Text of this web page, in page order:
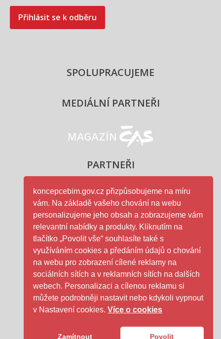
Přihlásit se k odběru
SPOLUPRACUJEME
MEDIÁLNÍ PARTNEŘI
Magazín ČAS - logo
PARTNEŘI
Ministerstvo průmyslu a
ČAS - logo
SFDI- logo
koncepcebim.gov.cz přizpůsobujeme na míru
vám. Na základě vašeho chování na webu
personalizujeme jeho obsah a zobrazujeme vám
relevantní nabídky a produkty. Kliknutím na
tlačítko „Povolit vše“ souhlasíte také s
využíváním cookies a předáním údajů o chování
na webu pro zobrazení cílené reklamy na
sociálních sítích a v reklamních sítích na dalších
webech. Personalizaci a cílenou reklamu si
můžete podrobněji nastavit nebo kdykoli vypnout
v Nastavení cookies.Více o cookies
Zamítnout Povolit